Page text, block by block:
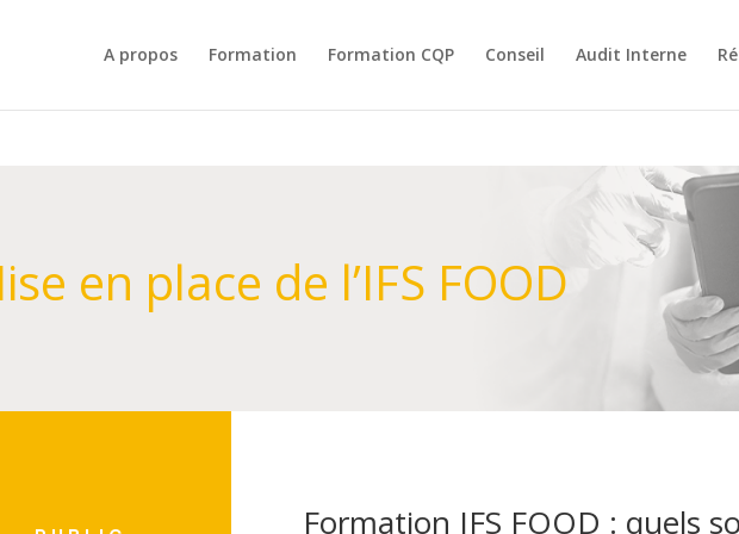
A propos Formation Formation CQP Conseil Audit Interne
en place de l’IFS FOOD
Formation IFS FOOD : quels